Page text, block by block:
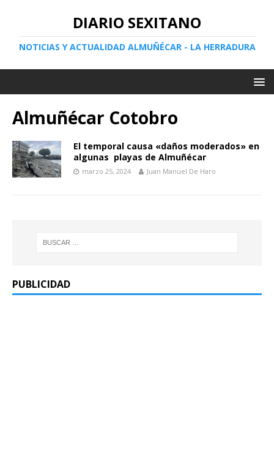
DIARIO SEXITANO
NOTICIAS Y ACTUALIDAD ALMUÑÉCAR - LA HERRADURA
Almuñécar Cotobro
El temporal causa «daños moderados» en
algunas playas de Almuñécar
marzo 25, 2024 Juan Manuel De Haro
PUBLICIDAD